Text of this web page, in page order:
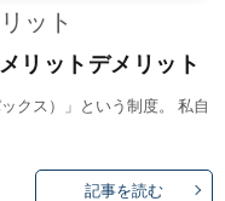
ット
リットデメリット
クス）」という制度。 私自
記事を読む